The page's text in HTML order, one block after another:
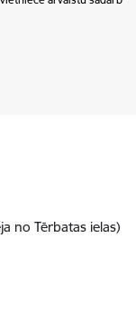
no Tērbatas ielas)